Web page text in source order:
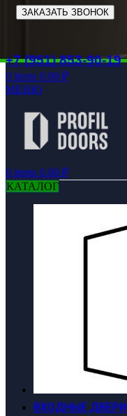
+7 (951) 853-90-19
0 items 0.00 ₽
МЕНЮ
0 items 0.00 ₽
КАТАЛОГ
ВХОДНЫЕ ДВЕРИ